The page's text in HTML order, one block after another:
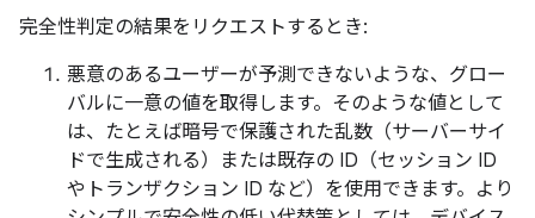
完全性判定の結果をリクエストするとき:
悪意のあるユーザーが予測できないような、グロー
バルに一意の値を取得します。そのような値として
は、たとえば暗号で保護された乱数（サーバーサイ
ドで生成される）または既存の ID（セッション ID
やトランザクション ID など）を使用できます。より